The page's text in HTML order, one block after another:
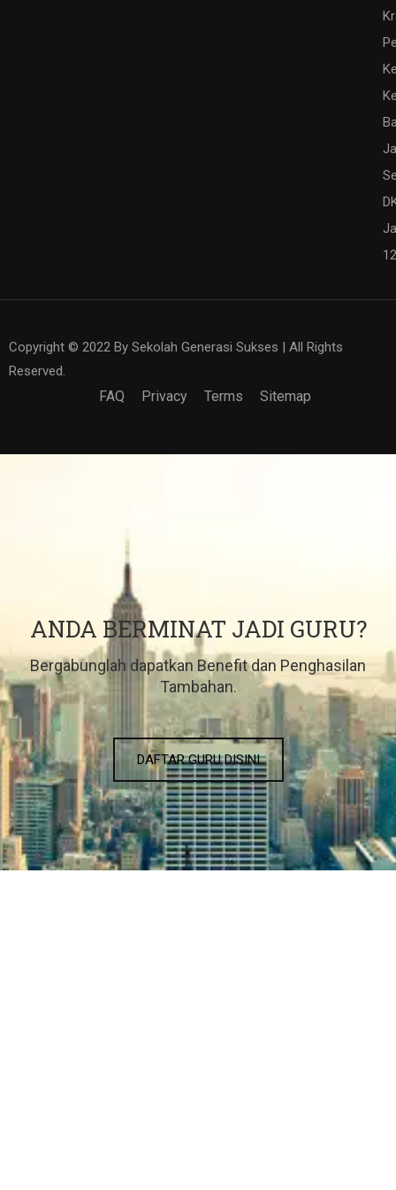
Copyright © 2022 By Sekolah Generasi Sukses | All Rights
Reserved.
FAQ Privacy Terms Sitemap
ANDA BERMINAT JADI GURU?
Bergabunglah dapatkan Benefit dan Penghasilan
Tambahan.
DAFTAR GURU DISINI